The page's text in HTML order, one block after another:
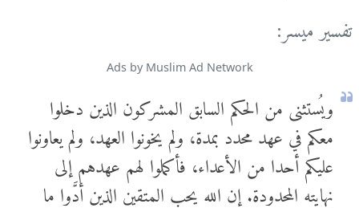
تفسير ميسر:
Ads by Muslim Ad Network
ويُستثنى من الحكم السابق المشركون الذين دخلوا
معكم في عهد محدد بمدة، ولم يخونوا العهد، ولم يعاونوا
عليكم أحدا من الأعداء، فأكملوا لهم عهدهم إلى
نهايته المحدودة. إن الله يحب المتقين الذين أدَّوا ما